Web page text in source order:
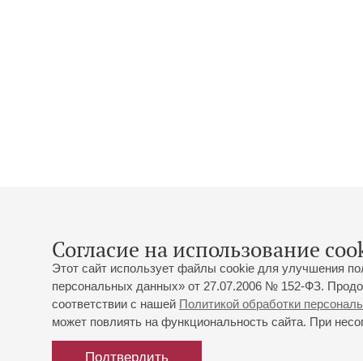
Согласие на использование
Этот сайт использует файлы cookie для улучшения
персональных данных» от 27.07.2006 № 152-ФЗ.
соответствии с нашей Политикой обработки
может повлиять на функциональность сайта. При
Подтвердить